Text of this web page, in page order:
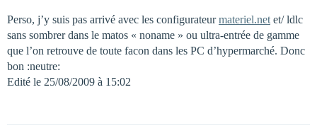
Perso, j’y suis pas arrivé avec les configurateurmateriel.net et/ ldlc
sans sombrer dans le matos « noname » ou ultra-entrée de gamme
que l’on retrouve de toute facon dans les PC d’hypermarché. Donc
bon :neutre:
Edité le 25/08/2009 à 15:02